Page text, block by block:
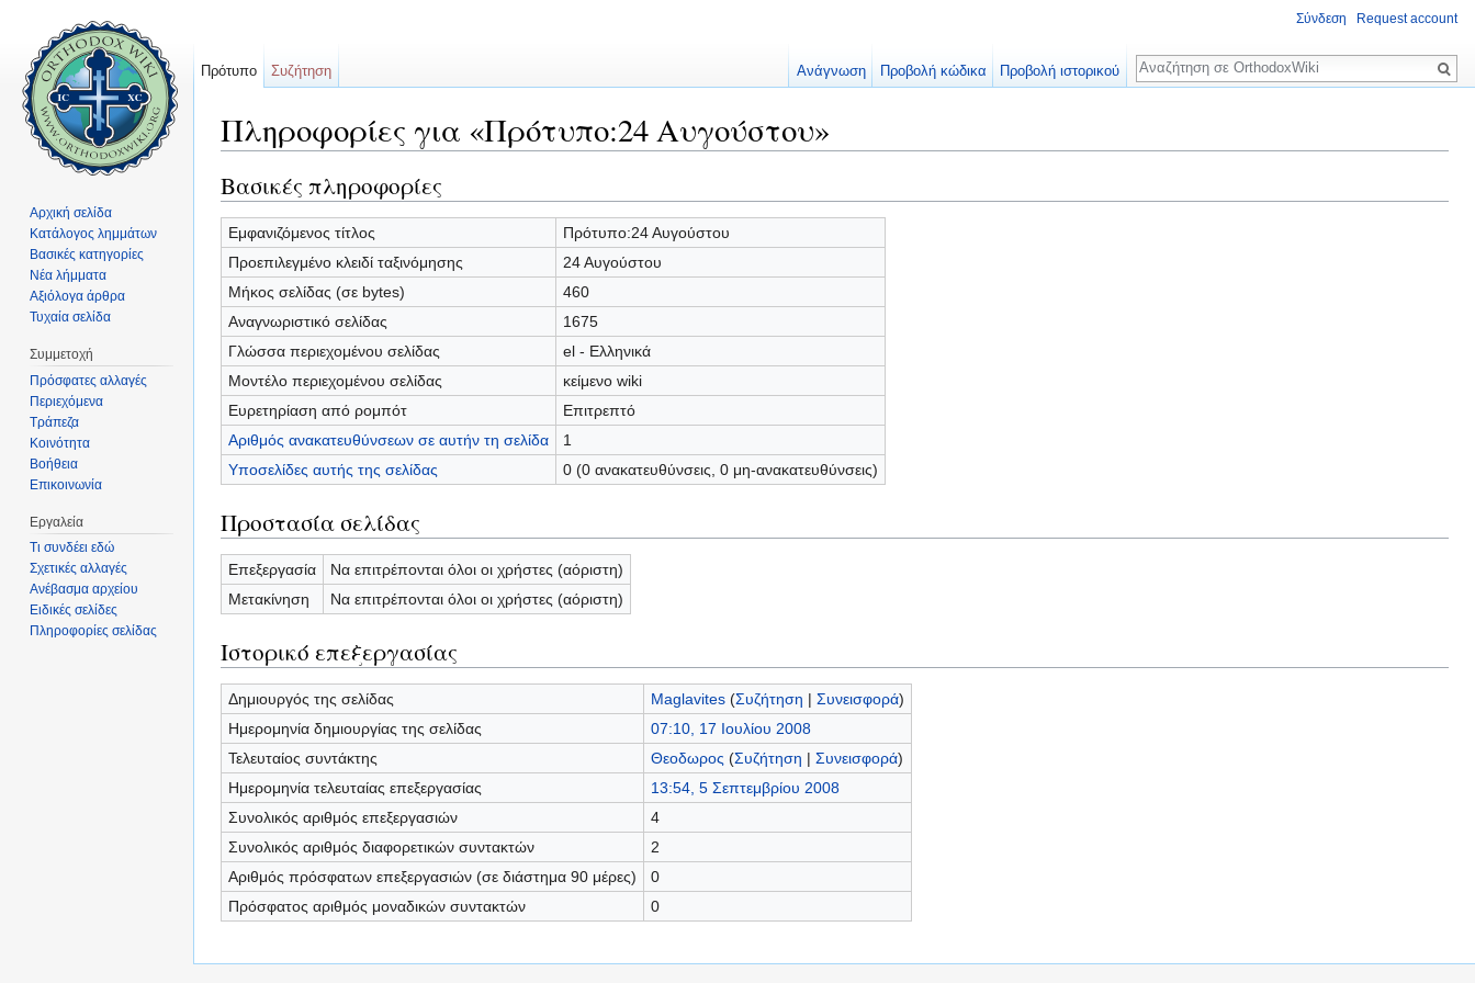
Πληροφορίες για «Πρότυπο:24 Αυγούστου»
Βασικές πληροφορίες
Εμφανιζόμενος τίτλος
Πρότυπο:24 Αυγούστου
Προεπιλεγμένο κλειδί ταξινόμησης
24 Αυγούστου
Μήκος σελίδας (σε bytes)
460
Αναγνωριστικό σελίδας
1675
Γλώσσα περιεχομένου σελίδας
el - Ελληνικά
Μοντέλο περιεχομένου σελίδας
κείμενο wiki
Ευρετηρίαση από ρομπότ
Επιτρεπτό
Αριθμός ανακατευθύνσεων σε αυτήν τη σελίδα
1
Υποσελίδες αυτής της σελίδας
0 (0 ανακατευθύνσεις, 0 μη-ανακατευθύνσεις)
Προστασία σελίδας
Επεξεργασία
Να επιτρέπονται όλοι οι χρήστες (αόριστη)
Μετακίνηση
Να επιτρέπονται όλοι οι χρήστες (αόριστη)
Ιστορικό επεξεργασίας
Δημιουργός της σελίδας Maglavites (Συζήτηση | Συνεισφορά)
Ημερομηνία δημιουργίας της σελίδας
07:10, 17 Ιουλίου 2008
Τελευταίος συντάκτης
Θεοδωρος (Συζήτηση | Συνεισφορά)
Ημερομηνία τελευταίας επεξεργασίας
13:54, 5 Σεπτεμβρίου 2008
Συνολικός αριθμός επεξεργασιών
4
Συνολικός αριθμός διαφορετικών συντακτών
2
Αριθμός πρόσφατων επεξεργασιών (σε διάστημα 90 μέρες)
0
Πρόσφατος αριθμός μοναδικών συντακτών
0
Σύνδεση Request account
Πρότυπο Συζήτηση Ανάγνωση Προβολή κώδικα Προβολή ιστορικού
Αναζήτηση
Αρχική σελίδα
Κατάλογος λημμάτων
Βασικές κατηγορίες
Νέα λήμματα
Αξιόλογα άρθρα
Τυχαία σελίδα
Συμμετοχή
Πρόσφατες αλλαγές
Περιεχόμενα
Τράπεζα
Κοινότητα
Βοήθεια
Επικοινωνία
Εργαλεία
Τι συνδέει εδώ
Σχετικές αλλαγές
Ανέβασμα αρχείου
Ειδικές σελίδες
Πληροφορίες σελίδας